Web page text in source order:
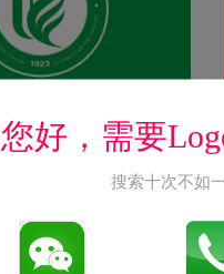
您好，需要
搜索十次不如